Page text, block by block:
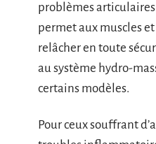
problèmes
permet aux muscles
relâcher en toute
au système hydro-
certains modèles.
Pour ceux souffrant